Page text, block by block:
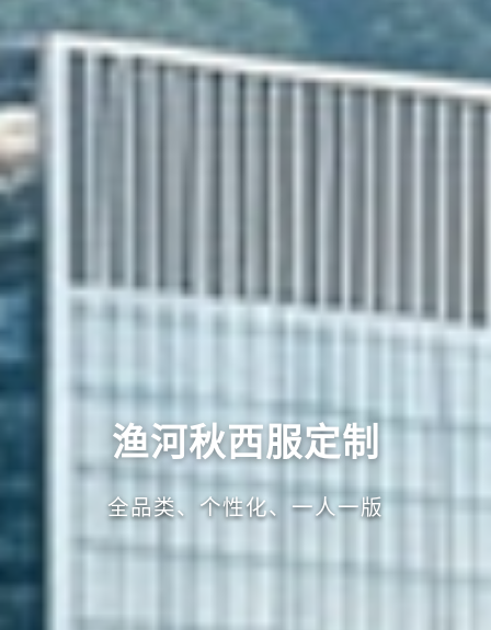
渔河秋西服定制
全品类、个性化、一人一版